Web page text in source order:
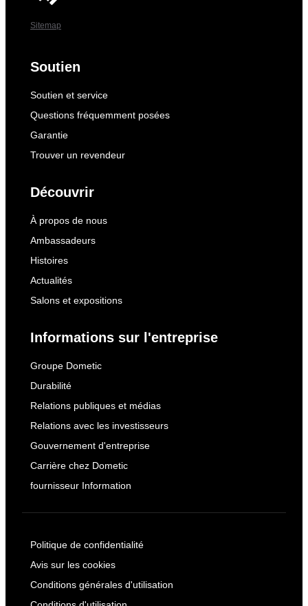
Sitemap
Soutien
Soutien et service
Questions fréquemment posées
Garantie
Trouver un revendeur
Découvrir
À propos de nous
Ambassadeurs
Histoires
Actualités
Salons et expositions
Informations sur l'entreprise
Groupe Dometic
Durabilité
Relations publiques et médias
Relations avec les investisseurs
Gouvernement d'entreprise
Carrière chez Dometic
fournisseur Information
Politique de confidentialité
Avis sur les cookies
Conditions générales d'utilisation